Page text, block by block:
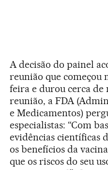
A decisão do painel
reunião que começou
feira e durou cerca de
reunião, a FDA
e Medicamentos)
especialistas: “Com
evidências científicas
os benefícios da
que os riscos do seu